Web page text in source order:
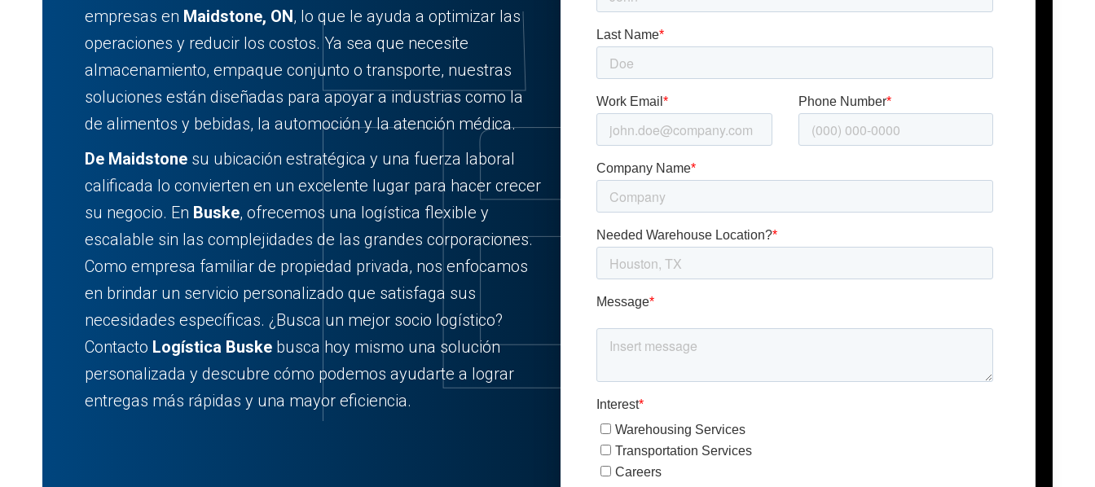
empresas en Maidstone, ON, lo que le ayuda a optimizar las
operaciones y reducir los costos. Ya sea que necesite
almacenamiento, empaque conjunto o transporte, nuestras
soluciones están diseñadas para apoyar a industrias como la
de alimentos y bebidas, la automoción y la atención médica.
De Maidstone su ubicación estratégica y una fuerza laboral
calificada lo convierten en un excelente lugar para hacer crecer
su negocio. En Buske, ofrecemos una logística flexible y
escalable sin las complejidades de las grandes corporaciones.
Como empresa familiar de propiedad privada, nos enfocamos
en brindar un servicio personalizado que satisfaga sus
necesidades específicas. ¿Busca un mejor socio logístico?
Contacto Logística Buske busca hoy mismo una solución
personalizada y descubre cómo podemos ayudarte a lograr
entregas más rápidas y una mayor eficiencia.